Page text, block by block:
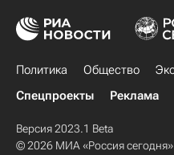
Политика Общество
Спецпроекты
Реклама
Версия 2023.1 Beta
© 2026 МИА «Россия сегодня»